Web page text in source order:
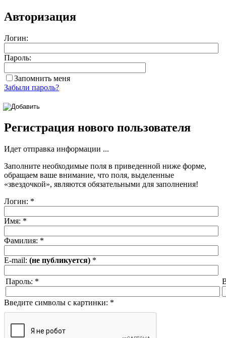
Авторизация
Логин:
Пароль:
Запомнить меня
Забыли пароль?
Регистрация нового пользователя
Идет отправка информации ...
Заполните необходимые поля в приведенной ниже форме,
обращаем ваше внимание, что поля, выделенные
«звездочкой», являются обязательными для заполнения!
Логин: *
Имя: *
Фамилия: *
E-mail: (не публикуется) *
Пароль: *
Введите символы с картинки: *